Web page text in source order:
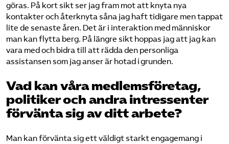
göras. På kort sikt ser jag fram mot att knyta nya
kontakter och återknyta såna jag haft tidigare men tappat
lite de senaste åren. Det är i interaktion med människor
man kan flytta berg. På längre sikt hoppas jag att jag kan
vara med och bidra till att rädda den personliga
assistansen som jag anser är hotad i grunden.
Vad kan våra medlemsföretag,
politiker och andra intressenter
förvänta sig av ditt arbete?
Man kan förvänta sig ett väldigt starkt engagemang i